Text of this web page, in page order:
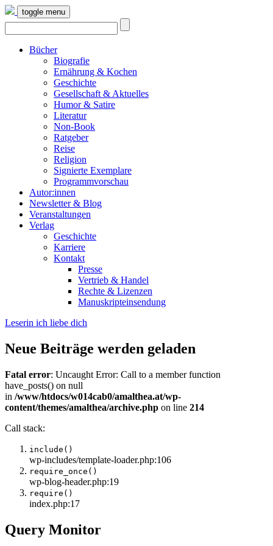
toggle menu
Bücher
Biografie
Ernährung & Kochen
Geschichte
Gesellschaft & Aktuelles
Humor & Satire
Literatur
Non-Book
Ratgeber
Reise
Religion
Signierte Exemplare
Programmvorschau
Autor:innen
Newsletter & Blog
Veranstaltungen
Verlag
Geschichte
Karriere
Kontakt
Presse
Vertrieb & Handel
Rechte & Lizenzen
Manuskripteinsendung
Leserin ich liebe dich
Neue Beiträge werden geladen
Fatal error: Uncaught Error: Call to a member function
have_posts() on null
in /www/htdocs/w014cab0/amalthea.at/wp-
content/themes/amalthea/archive.php on line 214
Call stack:
include()
wp-includes/template-loader.php:106
require_once()
wp-blog-header.php:19
require()
index.php:17
Query Monitor